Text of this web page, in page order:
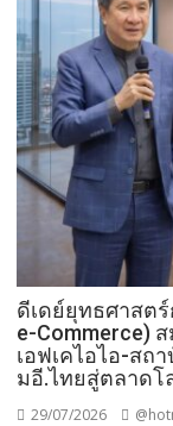
ดีเดย์ยุทธศาสต
e-Commerce)
เอฟเคไอไอ-สถ
มอี.ไทยสู่ตลาดโ
29/07/2026